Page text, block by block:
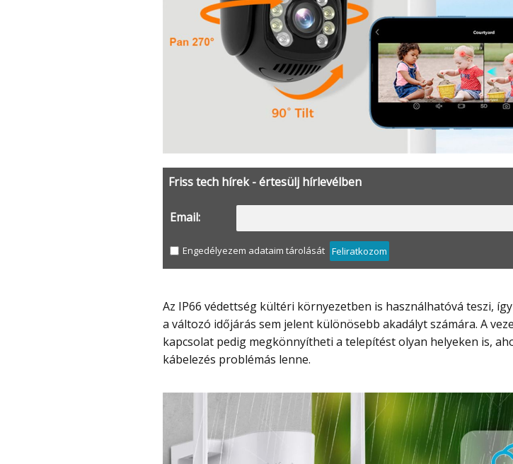
Friss tech hírek - értesülj hírlevélben
Email:
Engedélyezem adataim tárolását Feliratkozom
Az IP66 védettség kültéri környezetben is használhatóvá teszi, így az eső, a por és
a változó időjárás sem jelent különösebb akadályt számára. A
kapcsolat pedig megkönnyítheti a telepítést olyan helyeken is,
kábelezés problémás lenne.